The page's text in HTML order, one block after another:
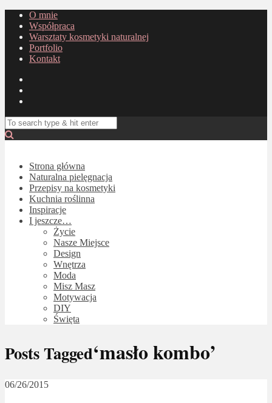
O mnie
Współpraca
Warsztaty kosmetyki naturalnej
Portfolio
Kontakt
Strona główna
Naturalna pielęgnacja
Przepisy na kosmetyki
Kuchnia roślinna
Inspiracje
I jeszcze…
Życie
Nasze Miejsce
Design
Wnętrza
Moda
Misz Masz
Motywacja
DIY
Święta
Posts Tagged‘masło kombo’
06/26/2015